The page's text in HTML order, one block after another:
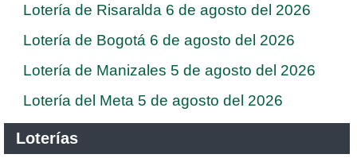
Lotería de Risaralda 6 de agosto del 2026
Lotería de Bogotá 6 de agosto del 2026
Lotería de Manizales 5 de agosto del 2026
Lotería del Meta 5 de agosto del 2026
Loterías